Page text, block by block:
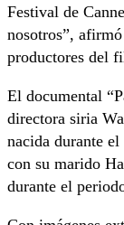
Festival de
nosotros”,
productores del
El documental
directora siria
nacida durante
con su marido
durante el